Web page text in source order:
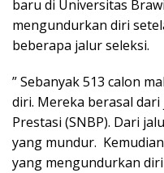
baru di Universitas
mengundurkan diri
beberapa jalur seleksi.
” Sebanyak 513 calon
diri. Mereka berasal
Prestasi (SNBP). Dari
yang mundur.
yang mengundurkan